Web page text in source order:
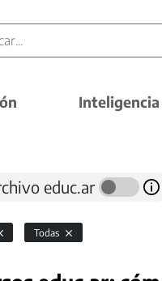
educ.ar
Todas